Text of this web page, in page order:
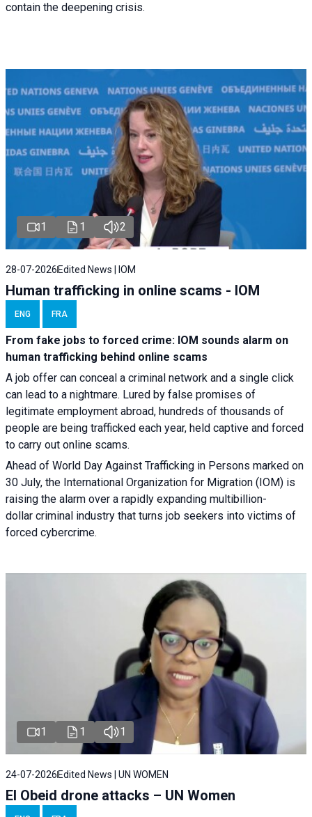
contain the deepening crisis.
1 1 2
28-07-2026 Edited News | IOM
Human trafficking in online scams - IOM
ENG FRA
From fake jobs to forced crime: IOM sounds alarm on
human trafficking behind online scams
A job offer can conceal a criminal network and a single click
can lead to a nightmare. Lured by false promises of
legitimate employment abroad, hundreds of thousands of
people are being trafficked each year, held captive and forced
to carry out online scams.
Ahead of World Day Against Trafficking in Persons marked on
30 July, the International Organization for Migration (IOM) is
raising the alarm over a rapidly expanding multibillion-
dollar criminal industry that turns job seekers into victims of
forced cybercrime.
1 1 1
24-07-2026Edited News | UN WOMEN
El Obeid drone attacks – UN Women